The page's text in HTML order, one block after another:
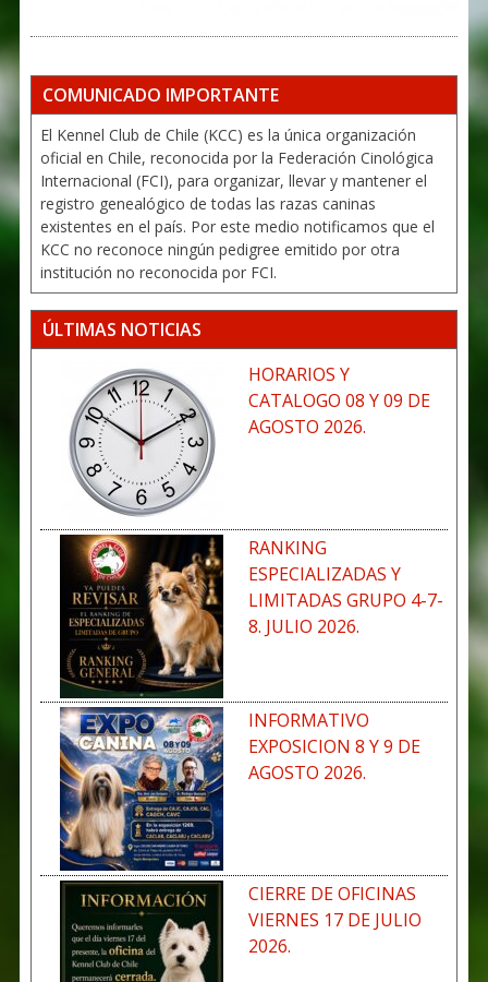
COMUNICADO IMPORTANTE
El Kennel Club de Chile (KCC) es la única organización
oficial en Chile, reconocida por la Federación Cinológica
Internacional (FCI), para organizar, llevar y mantener el
registro genealógico de todas las razas caninas
existentes en el país. Por este medio notificamos que el
KCC no reconoce ningún pedigree emitido por otra
institución no reconocida por FCI.
ÚLTIMAS NOTICIAS
HORARIOS Y
CATALOGO 08 Y 09 DE
AGOSTO 2026.
RANKING
ESPECIALIZADAS Y
LIMITADAS GRUPO 4-7-
8. JULIO 2026.
INFORMATIVO
EXPOSICION 8 Y 9 DE
AGOSTO 2026.
CIERRE DE OFICINAS
VIERNES 17 DE JULIO
2026.